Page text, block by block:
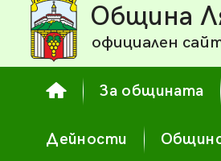
Община
официален
За общината
Дейности